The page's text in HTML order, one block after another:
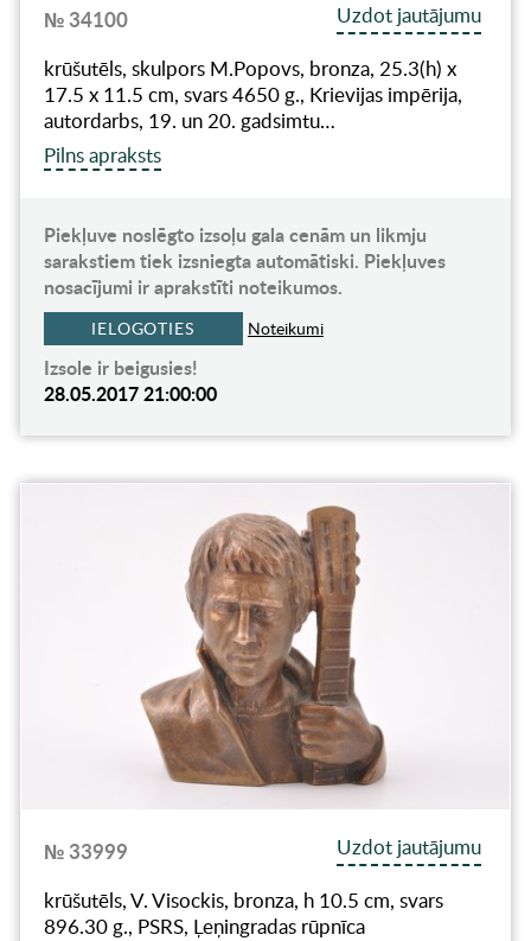
№ 34100
Uzdot jautājumu
krūšutēls, skulpors M.Popovs, bronza, 25.3(h) x
17.5 x 11.5 cm, svars 4650 g., Krievijas impērija,
autordarbs, 19. un 20. gadsimtu…
Pilns apraksts
Piekļuve noslēgto izsoļu gala cenām un likmju
sarakstiem tiek izsniegta automātiski. Piekļuves
nosacījumi ir aprakstīti noteikumos.
IELOGOTIES Noteikumi
Izsole ir beigusies!
28.05.2017 21:00:00
№ 33999
Uzdot jautājumu
krūšutēls, V. Visockis, bronza, h 10.5 cm, svars
896.30 g., PSRS, Ļeņingradas rūpnīca